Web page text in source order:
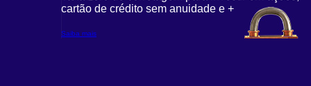
cartão de crédito sem anuidade e +
Saiba mais